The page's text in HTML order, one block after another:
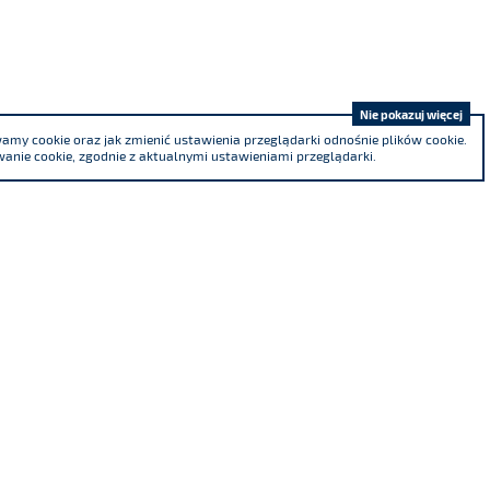
cookie oraz jak zmienić ustawienia przeglądarki odnośnie plików cookie.
cookie, zgodnie z aktualnymi ustawieniami przeglądarki.
Nie pokazuj więcej